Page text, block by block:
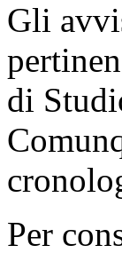
Gli
di
Per